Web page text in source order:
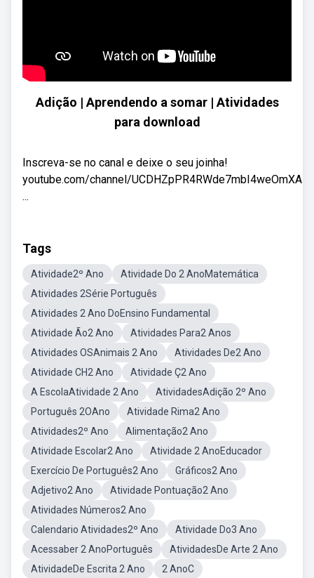
Adição | Aprendendo a somar | Atividades
para download
Inscreva-se no canal e deixe o seu joinha!
youtube.com/channel/UCDHZpPR4RWde7mbI4weOmXA
...
Tags
Atividade2º Ano
Atividade Do 2 AnoMatemática
Atividades 2Série Português
Atividades 2 Ano DoEnsino Fundamental
Atividade Ão2 Ano
Atividades Para2 Anos
Atividades OSAnimais 2 Ano
Atividades De2 Ano
Atividade CH2 Ano
Atividade Ç2 Ano
A EscolaAtividade 2 Ano
AtividadesAdição 2º Ano
Português 2OAno
Atividade Rima2 Ano
Atividades2º Ano
Alimentação2 Ano
Atividade Escolar2 Ano
Atividade 2 AnoEducador
Exercício De Português2 Ano
Gráficos2 Ano
Adjetivo2 Ano
Atividade Pontuação2 Ano
Atividades Números2 Ano
Calendario Atividades2º Ano
Atividade Do3 Ano
Acessaber 2 AnoPortuguês
AtividadesDe Arte 2 Ano
AtividadeDe Escrita 2 Ano
2 AnoC